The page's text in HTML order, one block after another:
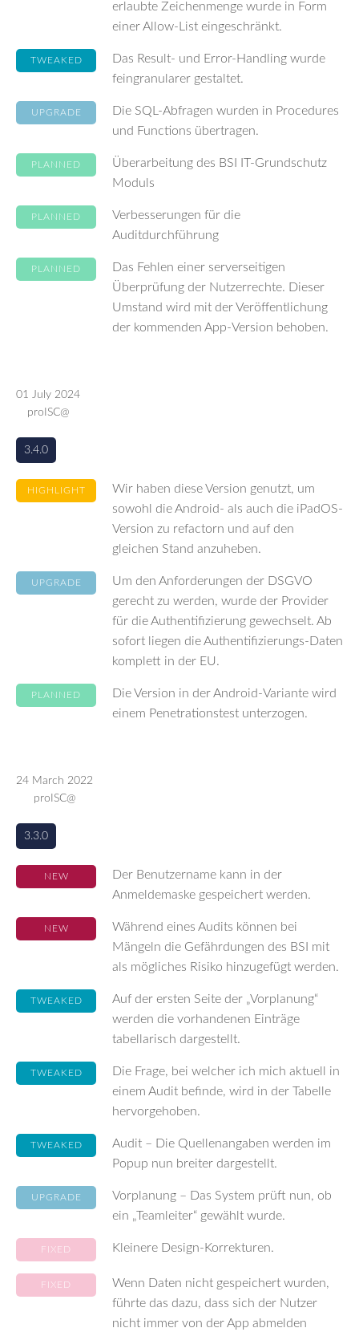
erlaubte Zeichenmenge wurde in Form
einer Allow-List eingeschränkt.
TWEAKED
Das Result- und Error-Handling wurde
feingranularer gestaltet.
UPGRADE
Die SQL-Abfragen wurden in Procedures
und Functions übertragen.
PLANNED
Überarbeitung des BSI IT-Grundschutz
Moduls
PLANNED
Verbesserungen für die
Auditdurchführung
PLANNED
Das Fehlen einer serverseitigen
Überprüfung der Nutzerrechte. Dieser
Umstand wird mit der Veröffentlichung
der kommenden App-Version behoben.
01 July 2024
proISC@
3.4.0
HIGHLIGHT
Wir haben diese Version genutzt, um
sowohl die Android- als auch die iPadOS-
Version zu refactorn und auf den
gleichen Stand anzuheben.
UPGRADE
Um den Anforderungen der DSGVO
gerecht zu werden, wurde der Provider
für die Authentifizierung gewechselt. Ab
sofort liegen die Authentifizierungs-Daten
komplett in der EU.
PLANNED
Die Version in der Android-Variante wird
einem Penetrationstest unterzogen.
24 March 2022
proISC@
3.3.0
NEW
Der Benutzername kann in der
Anmeldemaske gespeichert werden.
NEW
Während eines Audits können bei
Mängeln die Gefährdungen des BSI mit
als mögliches Risiko hinzugefügt werden.
TWEAKED
Auf der ersten Seite der „Vorplanung“
werden die vorhandenen Einträge
tabellarisch dargestellt.
TWEAKED
Die Frage, bei welcher ich mich aktuell in
einem Audit befinde, wird in der Tabelle
hervorgehoben.
TWEAKED
Audit – Die Quellenangaben werden im
Popup nun breiter dargestellt.
UPGRADE
Vorplanung – Das System prüft nun, ob
ein „Teamleiter“ gewählt wurde.
FIXED Kleinere Design-Korrekturen.
FIXED
Wenn Daten nicht gespeichert wurden,
führte das dazu, dass sich der Nutzer
nicht immer von der App abmelden